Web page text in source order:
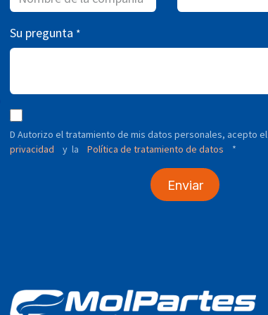
Su pregunta *
D Autorizo ​​el tratamiento de mis datos personales, acepto el
privacidad
y la Política de tratamiento de datos *
Enviar